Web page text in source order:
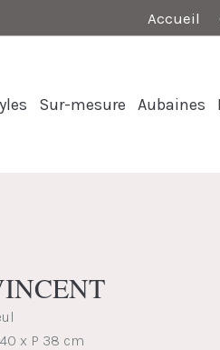
Accueil
Sur-mesure Aubaines
x P 38 cm